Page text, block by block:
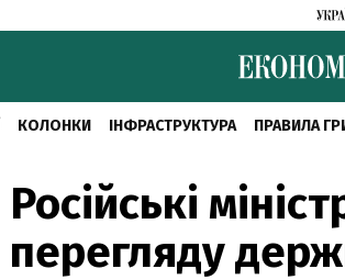
КОЛОНКИ ІНФРАСТРУКТУРА ПРАВИЛА
Російські
перегляду